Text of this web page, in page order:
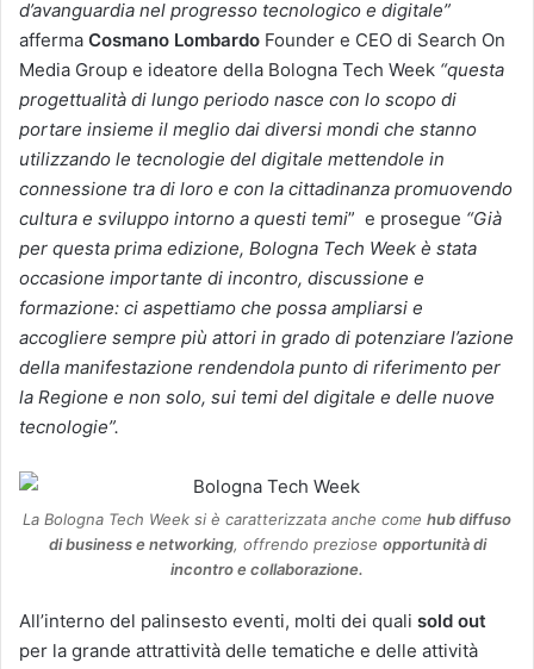
d’avanguardia nel progresso tecnologico e digitale”
afferma Cosmano Lombardo Founder e CEO di Search On
Media Group e ideatore della Bologna Tech Week “questa
progettualità di lungo periodo nasce con lo scopo di
portare insieme il meglio dai diversi mondi che stanno
utilizzando le tecnologie del digitale mettendole in
connessione tra di loro e con la cittadinanza promuovendo
cultura e sviluppo intorno a questi temi” e prosegue “Già
per questa prima edizione, Bologna Tech Week è stata
occasione importante di incontro, discussione e
formazione: ci aspettiamo che possa ampliarsi e
accogliere sempre più attori in grado di potenziare l’azione
della manifestazione rendendola punto di riferimento per
la Regione e non solo, sui temi del digitale e delle nuove
tecnologie”.
La Bologna Tech Week si è caratterizzata anche come hub diffuso
di business e networking, offrendo preziose opportunità di
incontro e collaborazione.
All’interno del palinsesto eventi, molti dei quali sold out
per la grande attrattività delle tematiche e delle attività